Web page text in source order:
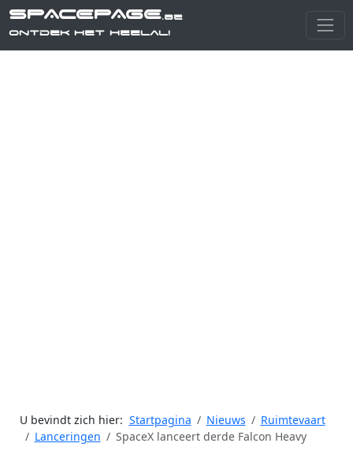
SPACEPAGE.be
Ontdek het heelal!
U bevindt zich hier: Startpagina Nieuws
Ruimtevaart
Lanceringen
SpaceX lanceert derde Falcon Heavy